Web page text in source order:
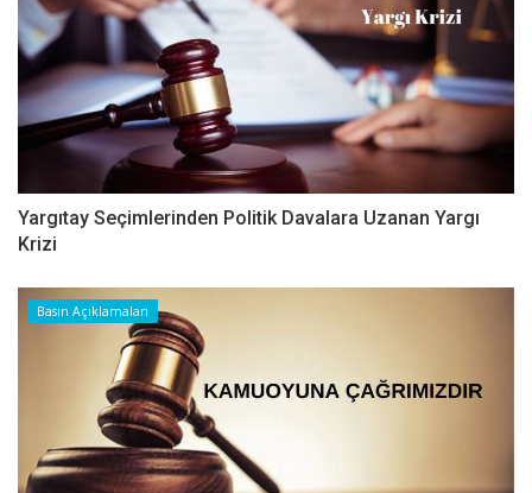
Yargıtay Seçimlerinden Politik Davalara Uzanan Yargı
Krizi
Basın Açıklamaları